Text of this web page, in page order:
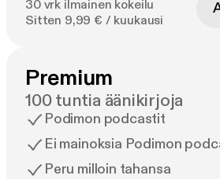
30 vrk ilmainen kokeilu
Sitten 9,99 € / kuukausi
Premium
100 tuntia äänikirjoja
Podimon podcastit
Ei mainoksia Podimon
Peru milloin tahansa